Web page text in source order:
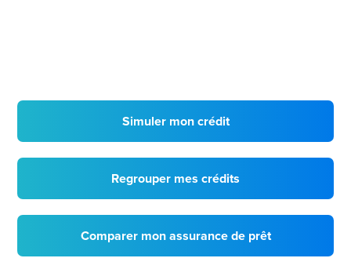
Simuler mon crédit
Regrouper mes crédits
Comparer mon assurance de prêt